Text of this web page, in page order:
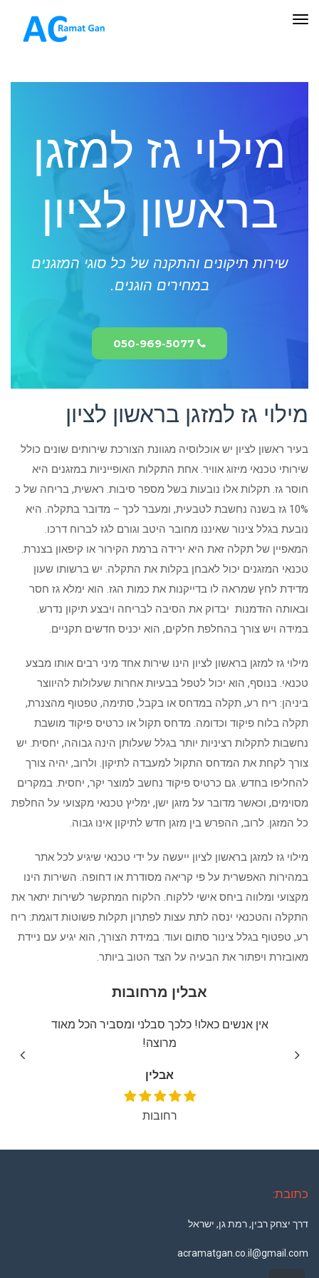
תפריט
מילוי גז למזגן
בראשון לציון
שירות תיקונים והתקנה של כל סוגי המזגנים
במחירים הוגנים.
050-969-5077
מילוי גז למזגן בראשון לציון
בעיר ראשון לציון יש אוכלוסיה מגוונת הצורכת שירותים שונים כולל
שירותי טכנאי מיזוג אוויר. אחת התקלות האופייניות במזגנים היא
חוסר גז. תקלות אלו נובעות בשל מספר סיבות. ראשית, בריחה של כ
10% גז בשנה נחשבת לטבעית, ומעבר לכך – מדובר בתקלה. היא
נובעת בגלל צינור שאיננו מחובר היטב וגורם לגז לברוח דרכו.
המאפיין של תקלה זאת היא ירידה ברמת הקירור או קיפאון בצנרת.
טכנאי המזגנים יכול לאבחן בקלות את התקלה. יש ברשותו שעון
מדידת לחץ שמראה לו בדייקנות את כמות הגז. הוא ימלא גז חסר
ובאותה הזדמנות יבדוק את הסיבה לבריחה ויבצע תיקון נדרש.
במידה ויש צורך בהחלפת חלקים, הוא יכניס חדשים תקניים.
מילוי גז למזגן בראשון לציון הינו שירות אחד מיני רבים אותו מבצע
טכנאי. בנוסף, הוא יכול לטפל בבעיות אחרות שעלולות להיווצר
ביניהן: ריח רע, תקלה במדחס או בקבל, סתימה, טפטוף מהצנרת,
תקלה בלוח פיקוד וכדומה. מדחס תקול או כרטיס פיקוד מושבת
נחשבות לתקלות רציניות יותר בגלל שעלותן הינה גבוהה, יחסית. יש
צורך לקחת את המדחס התקול למעבדה לתיקון. ולרוב, יהיה צורך
להחליפו בחדש. גם כרטיס פיקוד נחשב למוצר יקר, יחסית. במקרים
מסוימים, וכאשר מדובר על מזגן ישן, ימליץ טכנאי מקצועי על החלפת
כל המזגן. לרוב, ההפרש בין מזגן חדש לתיקון אינו גבוה.
מילוי גז למזגן בראשון לציון ייעשה על ידי טכנאי שיגיע לכל אתר
במהירות האפשרית על פי קריאה מסודרת או דחופה. השירות הינו
מקצועי ומלווה ביחס אישי ללקוח. הלקוח המתקשר לשירות יתאר את
התקלה והטכנאי ינסה לתת עצות לפתרון תקלות פשוטות דוגמת: ריח
רע, טפטוף בגלל צינור סתום ועוד. במידת הצורך, הוא יגיע עם ניידת
מאובזרת ויפתור את הבעיה על הצד הטוב ביותר.
אבלין מרחובות
אין אנשים כאלו! כלכך סבלני ומסביר הכל מאוד
מרוצה!
אבלין
רחובות
כתובת:
דרך יצחק רבין, רמת גן, ישראל
acramatgan.co.il@gmail.com